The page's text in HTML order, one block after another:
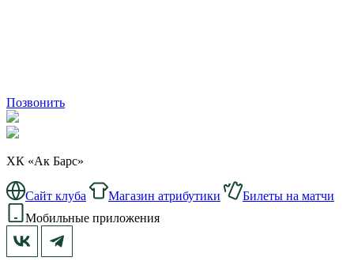
Позвонить
ХК «Ак Барс»
Сайт клуба Магазин атрибутики
Билеты на матчи
Мобильные приложения